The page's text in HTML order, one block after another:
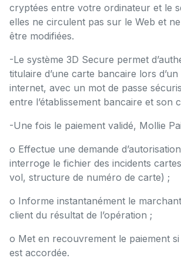
cryptées entre votre ordinateur et le
elles ne circulent pas sur le Web et
être modifiées.
-Le système 3D Secure permet
titulaire d’une carte bancaire lors
internet, avec un mot de passe
entre l’établissement bancaire et son
-Une fois le paiement validé, Mollie
o Effectue une demande
interroge le fichier des incidents
vol, structure de numéro de carte) ;
o Informe instantanément le
client du résultat de l’opération ;
o Met en recouvrement le paiement si
est accordée.